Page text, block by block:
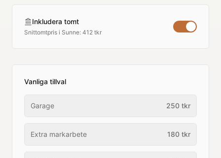
Inkludera tomt
Snittomtpris i Sunne: 412 tkr
Vanliga tillval
Garage 250 tkr
Extra markarbete 180 tkr